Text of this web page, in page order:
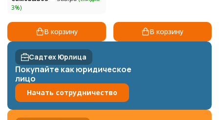
3%)
В корзину В корзину
Садтех Юрлица
Покупайте как юридическое
лицо
Начать сотрудничество